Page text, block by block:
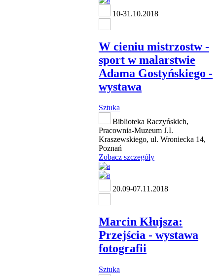
10-31.10.2018
W cieniu mistrzostw -
sport w malarstwie
Adama Gostyńskiego -
wystawa
Sztuka
Biblioteka Raczyńskich,
Pracownia-Muzeum J.I.
Kraszewskiego, ul. Wroniecka 14,
Poznań
Zobacz szczegóły
20.09-07.11.2018
Marcin Kłujsza:
Przejścia - wystawa
fotografii
Sztuka